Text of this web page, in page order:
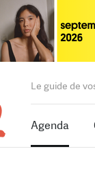
Le guide de
Agenda